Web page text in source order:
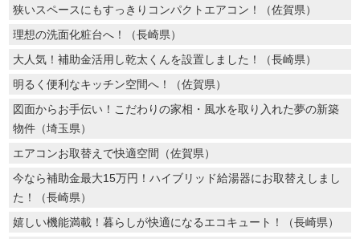
狭いスペースにもすっきりコンパクトエアコン！（佐賀県）
理想の洗面化粧台へ！（長崎県）
大人気！補助金活用し乾太くんを設置しました！（長崎県）
明るく便利なキッチン空間へ！（佐賀県）
図面からお手伝い！こだわりの家相・風水を取り入れた夢の新築
物件（埼玉県）
エアコンお取替えで快適空間（佐賀県）
今なら補助金最大15万円！ハイブリッド給湯器にお取替えしまし
た！（長崎県）
嬉しい機能満載！暮らしが快適になるエコキュート！（長崎県）